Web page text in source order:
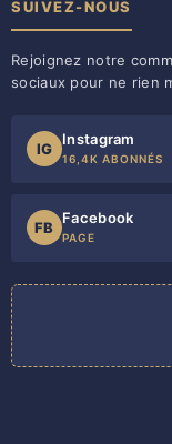
SUIVEZ-NOUS
Rejoignez notre
sociaux pour ne rien
IG
Instagram
16,4K ABONNÉS
FB
Facebook
PAGE